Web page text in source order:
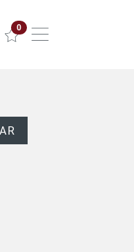
0Propiedades seleccionadas